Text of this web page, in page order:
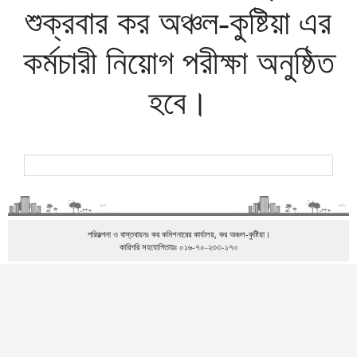
শুক্রবার কর অঞ্চল-কুষ্টিয়া এর
কর্মচারী নিয়োগ পরীক্ষা অনুষ্ঠিত
হবে।
পরিকল্পনা ও বাস্তবায়নঃ কর কমিশনারের কার্যালয়, কর অঞ্চল-কুষ্টিয়া।
কারিগরি সহযোগিতায়ঃ ০১৬-৭০-২৩৩-১৭০